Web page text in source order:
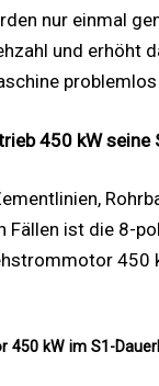
nur einmal
und
450 kW seine
ist die 8-
450 kW im S1-